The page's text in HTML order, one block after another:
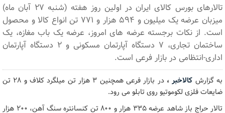
تالارهای بورس کالای ایران در اولین روز هفته (شنبه ۲۷ آبان ماه)
میزبان عرضه یک میلیون و ۵۹۴ هزار و ۷۷۱ تن انواع کالا و محصول
است. از نکات برجسته عرضه های امروز، عرضه یک باب مغازه، یک
ساختمان تجاری، ۷ دستگاه آپارتمان مسکونی و ۲ دستگاه آپارتمان
اداری-انتظامی در بازار فرعی است.
به گزارش کالاخبر ،
در بازار فرعی همچنین ۳ هزار تن میلگرد کلاف و ۲۸ تن
ضایعات فلزی لکوموتیو روی تابلو می رود.
تالار حراج باز شاهد عرضه ۳۳۵ هزار و ۸۰۰ تن کنسانتره سنگ آهن، ۲۰۰ هزار